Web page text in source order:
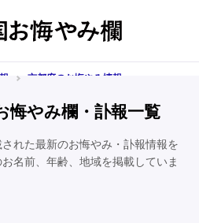
京都府のお悔やみ情報
悔やみ欄・訃報一覧
れた最新のお悔やみ・訃報情報を
名前、年齢、地域を掲載していま